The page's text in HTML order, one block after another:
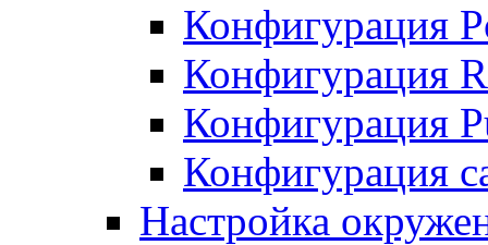
Конфигурация
Конфигурация
Конфигурация
Конфигурация
Настройка